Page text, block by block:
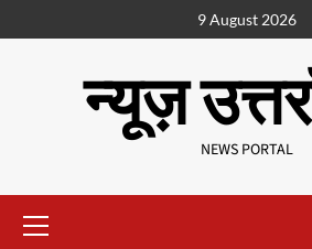
9 August 2026
न्यूज़ NEWS PORTAL